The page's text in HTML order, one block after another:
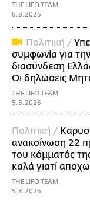
THE LIFO TEAM
6.8.2026
Πολιτική /
συμφωνία για
διασύνδεση
Οι δηλώσεις
THE LIFO TEAM
5.8.2026
Πολιτική /
ανακοίνωση 22
του κόμματός
καλά γιατί
THE LIFO TEAM
5.8.2026